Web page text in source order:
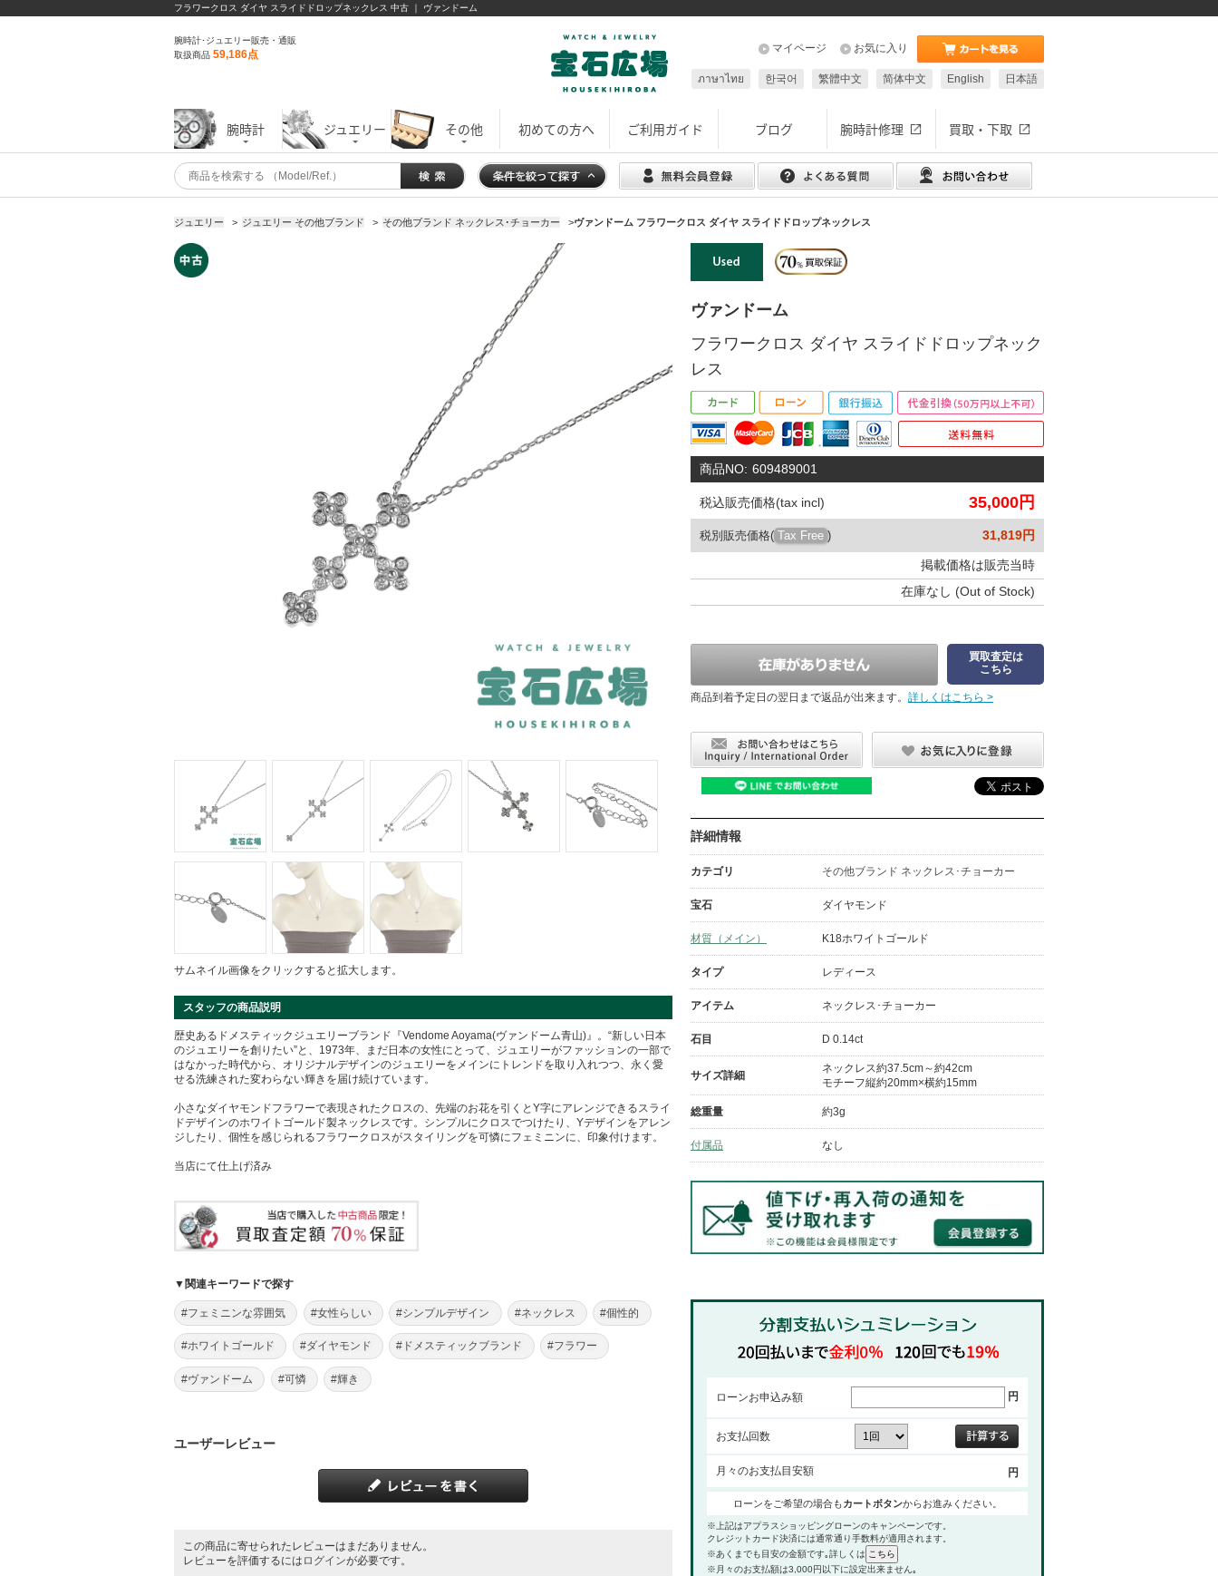
フラワークロス ダイヤ スライドドロップネックレス 中古 ｜ ヴァンドーム
腕時計･ジュエリー販売・通販
取扱商品 59,186点 お気に入り
マイページ
日本語
English
简体中文
繁體中文
한국어
ภาษาไทย
腕時計 ジュエリー その他 初めての方へ ご利用ガイド ブログ 腕時計修理 買取・下取
ジュエリー > ジュエリー その他ブランド > その他ブランド ネックレス･チョーカー >ヴァンドーム フラワークロス ダイヤ スライドドロップネックレス
サムネイル画像をクリックすると拡大します。
スタッフの商品説明
歴史あるドメスティックジュエリーブランド『Vendome Aoyama(ヴァンドーム青山)』。“新しい日本
のジュエリーを創りたい”と、1973年、まだ日本の女性にとって、ジュエリーがファッションの一部で
はなかった時代から、オリジナルデザインのジュエリーをメインにトレンドを取り入れつつ、永く愛
せる洗練された変わらない輝きを届け続けています。
小さなダイヤモンドフラワーで表現されたクロスの、先端のお花を引くとY字にアレンジできるスライ
ドデザインのホワイトゴールド製ネックレスです。シンプルにクロスでつけたり、Yデザインをアレン
ジしたり、個性を感じられるフラワークロスがスタイリングを可憐にフェミニンに、印象付けます。
当店にて仕上げ済み
▼関連キーワードで探す
#フェミニンな雰囲気 #女性らしい #シンプルデザイン #ネックレス #個性的
#ホワイトゴールド #ダイヤモンド #ドメスティックブランド #フラワー
#ヴァンドーム #可憐 #輝き
ユーザーレビュー
この商品に寄せられたレビューはまだありません。
レビューを評価するには ログインが必要です。
ヴァンドーム
フラワークロス ダイヤ スライドドロップネック
レス
商品NO: 609489001
税込販売価格(tax incl) 35,000円
税別販売価格( Tax Free ) 31,819円
掲載価格は販売当時
在庫なし (Out of Stock)
買取査定は
こちら
商品到着予定日の翌日まで返品が出来ます。 詳しくはこちら >
詳細情報
カテゴリ その他ブランド ネックレス･チョーカー
宝石 ダイヤモンド
材質（メイン） K18ホワイトゴールド
タイプ レディース
アイテム ネックレス･チョーカー
石目 D 0.14ct
サイズ詳細
ネックレス約37.5cm～約42cm
モチーフ縦約20mm×横約15mm
総重量 約3g
付属品 なし
ローンお申込み額 円
お支払回数
月々のお支払目安額 円
ローンをご希望の場合もカートボタンからお進みください。
※上記はアプラスショッピングローンのキャンペーンです。
クレジットカード決済には通常通り手数料が適用されます。
※あくまでも目安の金額です｡詳しくは
※月々のお支払額は3,000円以下に設定出来ません｡